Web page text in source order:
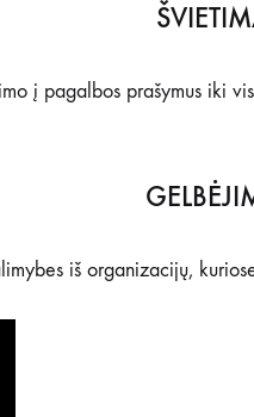
į pagalbos prašymus iki
iš organizacijų,